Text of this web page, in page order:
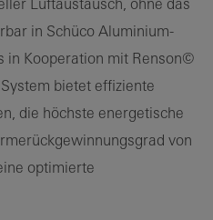
Luftaustausch, ohne das
in Schüco Aluminium-
in Kooperation mit Renson©
bietet effiziente
die höchste energetische
von
optimierte